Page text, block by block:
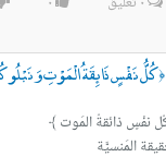
﴿كُلُّ نَفْسٍ ذَائِقَةُ الْمَوْتِ